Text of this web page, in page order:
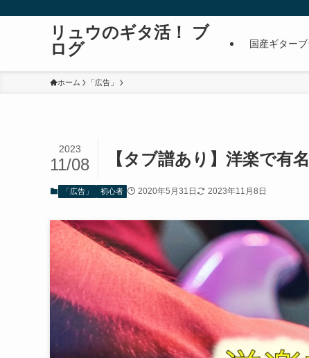
リュウのギタ活！ ブ
ログ
国産ギター
ホーム 「広告」
【タブ譜あり】洋楽で
2023
11/08
「広告」 初心者 2020年5月31日 2023年11月8日